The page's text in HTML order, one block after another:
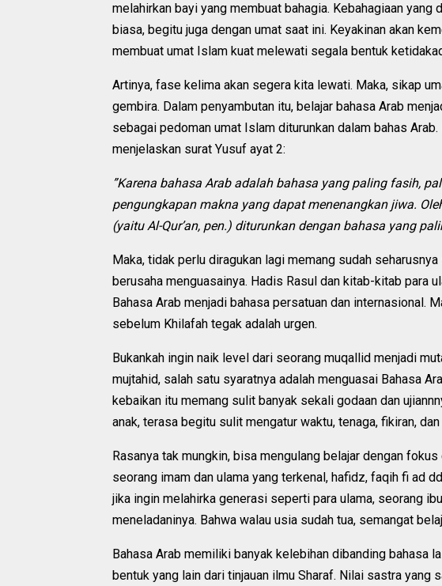
melahirkan bayi yang membuat bahagia. Kebahagiaan
biasa, begitu juga dengan umat saat ini. Keyakinan akan
membuat umat Islam kuat melewati segala bentuk
Artinya, fase kelima akan segera kita lewati. Maka, sikap
gembira. Dalam penyambutan itu, belajar bahasa Arab
sebagai pedoman umat Islam diturunkan dalam bahas
menjelaskan surat Yusuf ayat 2:
”Karena bahasa Arab adalah bahasa yang paling fasih,
pengungkapan makna yang dapat menenangkan jiwa.
(yaitu Al-Qur’an, pen.) diturunkan dengan bahasa yang
Maka, tidak perlu diragukan lagi memang sudah
berusaha menguasainya. Hadis Rasul dan kitab-kitab para
Bahasa Arab menjadi bahasa persatuan dan internasional.
sebelum Khilafah tegak adalah urgen.
Bukankah ingin naik level dari seorang muqallid menjadi
mujtahid, salah satu syaratnya adalah menguasai Bahasa
kebaikan itu memang sulit banyak sekali godaan dan
anak, terasa begitu sulit mengatur waktu, tenaga, fikiran,
Rasanya tak mungkin, bisa mengulang belajar dengan
seorang imam dan ulama yang terkenal, hafidz, faqih fi ad
jika ingin melahirka generasi seperti para ulama, seorang
meneladaninya. Bahwa walau usia sudah tua, semangat
Bahasa Arab memiliki banyak kelebihan dibanding bahasa
bentuk yang lain dari tinjauan ilmu Sharaf. Nilai sastra yang